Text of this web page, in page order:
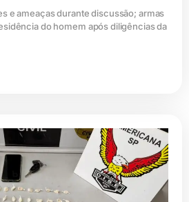
e ameaças durante discussão; armas
do homem após diligências da